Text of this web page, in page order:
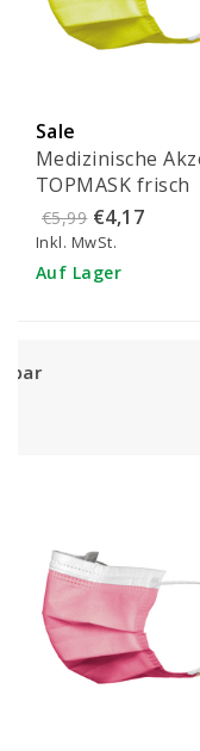
Sale
Medizinische
TOPMASK frisch
grüne IIR/2R
Mundmasken mit
Gummiband 50
€5,99 €4,17
Inkl. MwSt.
Auf Lager
Vor 16:00